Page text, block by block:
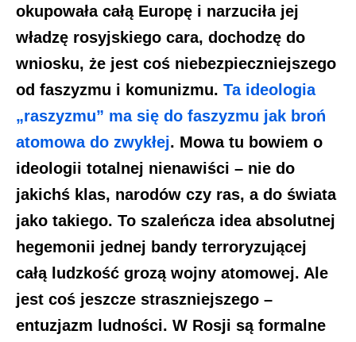
okupowała całą Europę i narzuciła jej
władzę rosyjskiego cara, dochodzę do
wniosku, że jest coś niebezpieczniejszego
od faszyzmu i komunizmu. Ta ideologia
„raszyzmu” ma się do faszyzmu jak broń
atomowa do zwykłej. Mowa tu bowiem o
ideologii totalnej nienawiści – nie do
jakichś klas, narodów czy ras, a do świata
jako takiego. To szaleńcza idea absolutnej
hegemonii jednej bandy terroryzującej
całą ludzkość grozą wojny atomowej. Ale
jest coś jeszcze straszniejszego –
entuzjazm ludności. W Rosji są formalne